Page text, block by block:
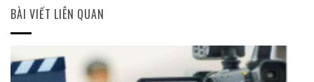
BÀI VIẾT LIÊN QUAN